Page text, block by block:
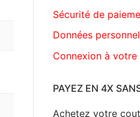
Sécurité de
Données
Connexion à
PAYEZ EN 4X
Achetez votre